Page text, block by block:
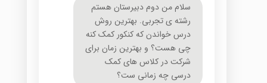
سلام من دوم دبیرستان هستم
رشته ی تجربی. بهترین روش
درس خواندن که کنکور کمک کنه
چی هست؟ و بهترین زمان برای
شرکت در کلاس های کمک
درسی چه زمانی ست؟